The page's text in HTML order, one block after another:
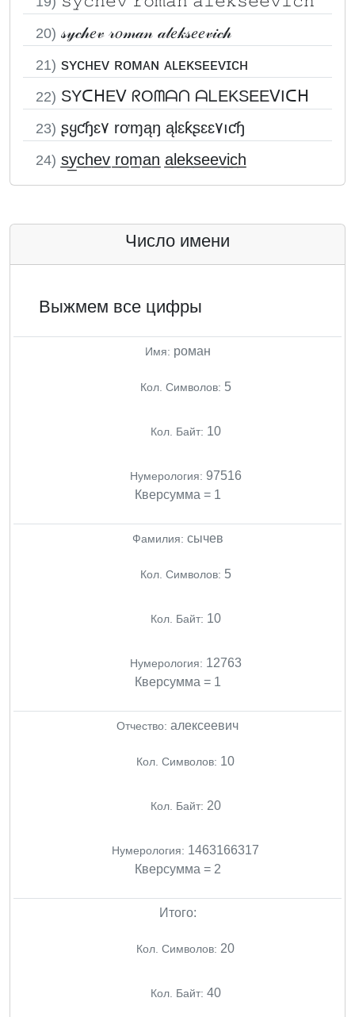
20) 𝓈𝓎𝒸𝒽𝑒𝓋 𝓇𝑜𝓂𝒶𝓃 𝒶𝓁𝑒𝓀𝓈𝑒𝑒𝓋𝒾𝒸𝒽
21) sʏᴄʜᴇᴠ ʀᴏᴍᴀɴ ᴀʟᴇᴋsᴇᴇᴠɪᴄʜ
22) SYᑕᕼEᐯ ᖇOᗰᗩᑎ ᗩᒪEKSEEᐯIᑕᕼ
23) ʂყƈɧɛ۷ rơɱąŋ ąƖɛƙʂɛɛ۷ıƈɧ
24) s̲y̲c̲h̲e̲v̲ r̲o̲m̲a̲n̲ a̲l̲e̲k̲s̲e̲e̲v̲i̲c̲h̲
Число имени
Выжмем все цифры
Имя: роман
Кол. Символов: 5
Кол. Байт: 10
Нумерология: 97516
Кверсумма = 1
Фамилия: сычев
Кол. Символов: 5
Кол. Байт: 10
Нумерология: 12763
Кверсумма = 1
Отчество: алексеевич
Кол. Символов: 10
Кол. Байт: 20
Нумерология: 1463166317
Кверсумма = 2
Итого:
Кол. Символов: 20
Кол. Байт: 40